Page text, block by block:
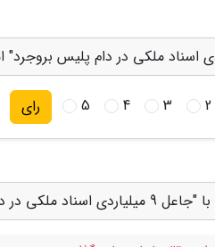
2
3
4
5 رای
در دام پلیس بروجرد"